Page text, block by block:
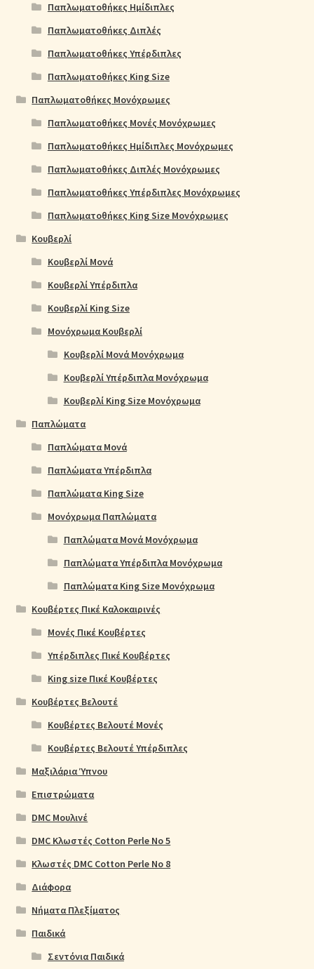
Παπλωματοθήκες Ημίδιπλες
Παπλωματοθήκες Διπλές
Παπλωματοθήκες Υπέρδιπλες
Παπλωματοθήκες King Size
Παπλωματοθήκες Μονόχρωμες
Παπλωματοθήκες Μονές Μονόχρωμες
Παπλωματοθήκες Ημίδιπλες Μονόχρωμες
Παπλωματοθήκες Διπλές Μονόχρωμες
Παπλωματοθήκες Υπέρδιπλες Μονόχρωμες
Παπλωματοθήκες King Size Μονόχρωμες
Κουβερλί
Κουβερλί Μονά
Κουβερλί Υπέρδιπλα
Κουβερλί King Size
Μονόχρωμα Κουβερλί
Κουβερλί Μονά Μονόχρωμα
Κουβερλί Υπέρδιπλα Μονόχρωμα
Κουβερλί King Size Μονόχρωμα
Παπλώματα
Παπλώματα Μονά
Παπλώματα Υπέρδιπλα
Παπλώματα King Size
Μονόχρωμα Παπλώματα
Παπλώματα Μονά Μονόχρωμα
Παπλώματα Υπέρδιπλα Μονόχρωμα
Παπλώματα King Size Μονόχρωμα
Κουβέρτες Πικέ Καλοκαιρινές
Μονές Πικέ Κουβέρτες
Υπέρδιπλες Πικέ Κουβέρτες
King size Πικέ Κουβέρτες
Κουβέρτες Βελουτέ
Κουβέρτες Βελουτέ Μονές
Κουβέρτες Βελουτέ Υπέρδιπλες
Μαξιλάρια Ύπνου
Επιστρώματα
DMC Μουλινέ
DMC Κλωστές Cotton Perle No 5
Κλωστές DMC Cotton Perle No 8
Διάφορα
Νήματα Πλεξίματος
Παιδικά
Σεντόνια Παιδικά